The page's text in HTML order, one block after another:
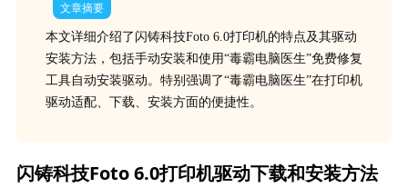
文章摘要
本文详细介绍了闪铸科技Foto 6.0打印机的特点及其驱动
安装方法，包括手动安装和使用“毒霸电脑医生”免费修复
工具自动安装驱动。特别强调了“毒霸电脑医生”在打印机
驱动适配、下载、安装方面的便捷性。
闪铸科技Foto 6.0打印机驱动下载和安装方法